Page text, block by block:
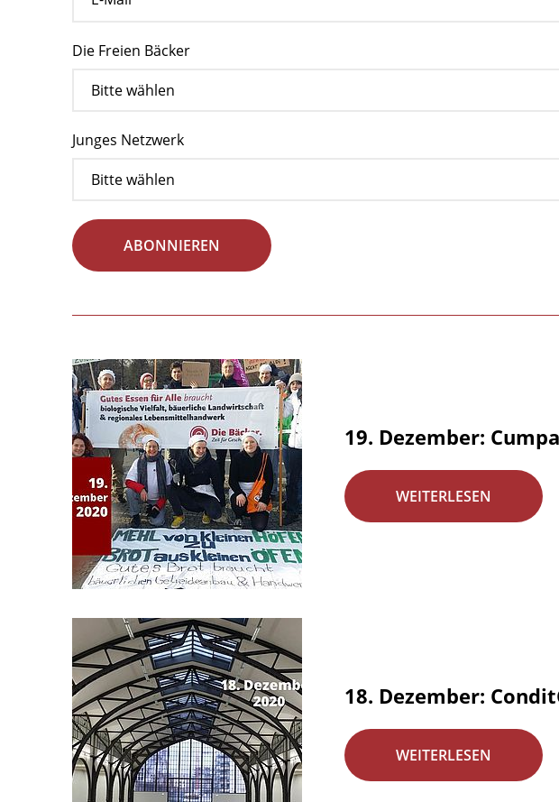
Die Freien Bäcker
Junges Netzwerk
ABONNIEREN
19. Dezember:
WEITERLESEN
18. Dezember:
WEITERLESEN